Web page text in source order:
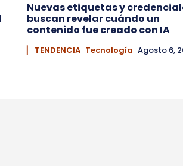
Nuevas etiquetas y
buscan revelar cuándo un
contenido fue creado con IA
▏ TENDENCIA Tecnología Agosto 6,